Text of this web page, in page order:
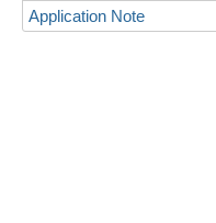
Application Note